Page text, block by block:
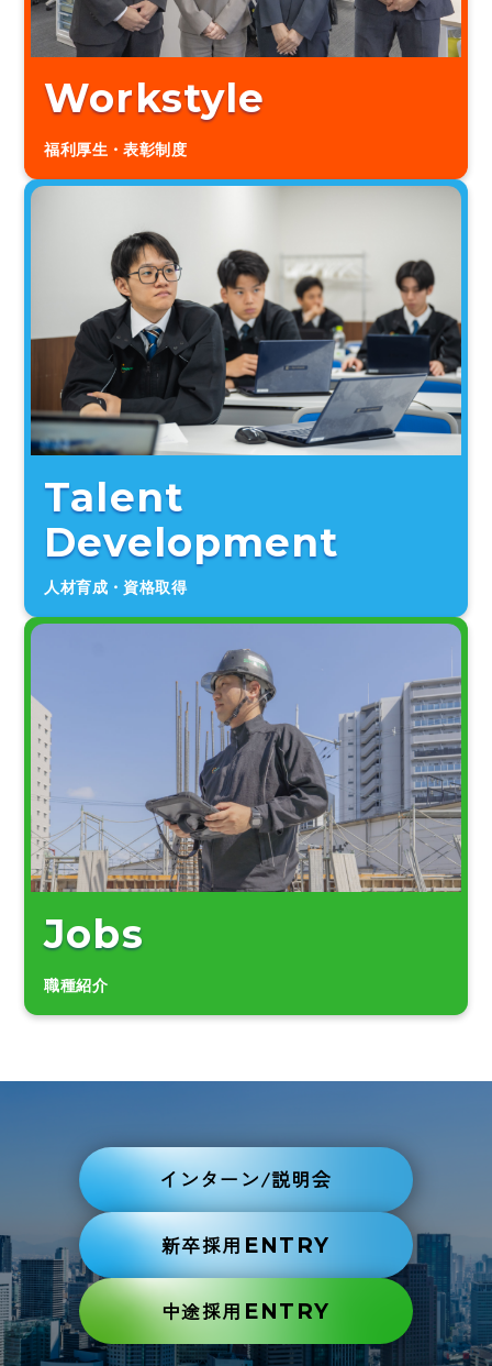
Workstyle
福利厚生・表彰制度
Talent
Development
人材育成・資格取得
Jobs
職種紹介
インターン/説明会
新卒採用 ENTRY
中途採用 ENTRY